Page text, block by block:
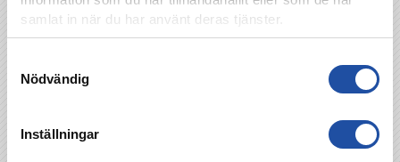
samlat in när du har använt deras tjänster.
Nödvändig
Inställningar